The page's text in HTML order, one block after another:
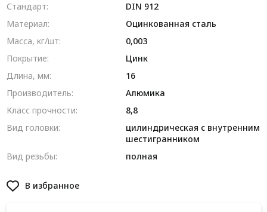
Стандарт:
DIN 912
Материал:
Оцинкованная сталь
Масса, кг/шт:
0,003
Покрытие:
Цинк
Длина, мм:
16
Производитель:
Алюмика
Класс прочности:
8,8
Вид головки:
цилиндрическая с внутренним
шестигранником
Вид резьбы:
полная
В избранное